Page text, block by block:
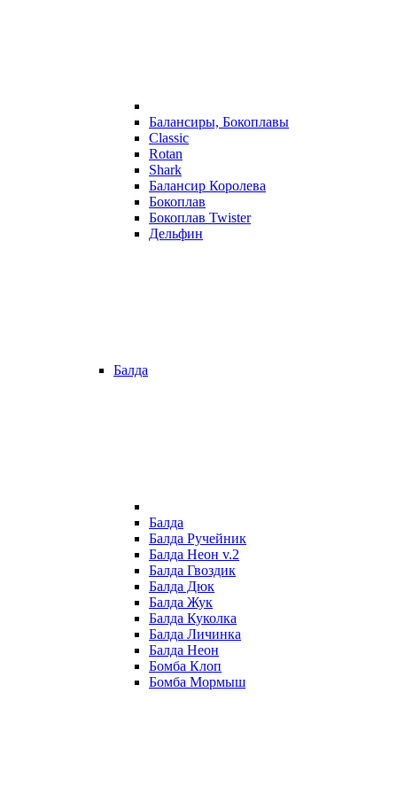
Балансиры, Бокоплавы
Classic
Rotan
Shark
Балансир Королева
Бокоплав
Бокоплав Twister
Дельфин
Балда
Балда
Балда Ручейник
Балда Неон v.2
Балда Гвоздик
Балда Дюк
Балда Жук
Балда Куколка
Балда Личинка
Балда Неон
Бомба Клоп
Бомба Мормыш